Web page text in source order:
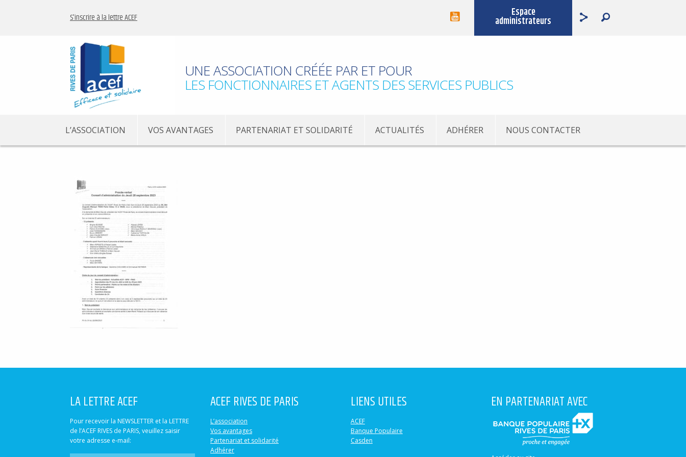
S'inscrire à la lettre ACEF Espace
administrateurs
UNE ASSOCIATION CRÉÉE PAR ET POUR
LES FONCTIONNAIRES ET AGENTS DES SERVICES PUBLICS
L’ASSOCIATION VOS AVANTAGES PARTENARIAT ET SOLIDARITÉ ACTUALITÉS ADHÉRER NOUS CONTACTER
LA LETTRE ACEF
Pour recevoir la NEWSLETTER et la LETTRE
de l’ACEF RIVES de PARIS, veuillez saisir
votre adresse e-mail:
ACEF RIVES DE PARIS
L’association
Vos avantages
Partenariat et solidarité
Adhérer
LIENS UTILES
ACEF
Banque Populaire
Casden
EN PARTENARIAT AVEC